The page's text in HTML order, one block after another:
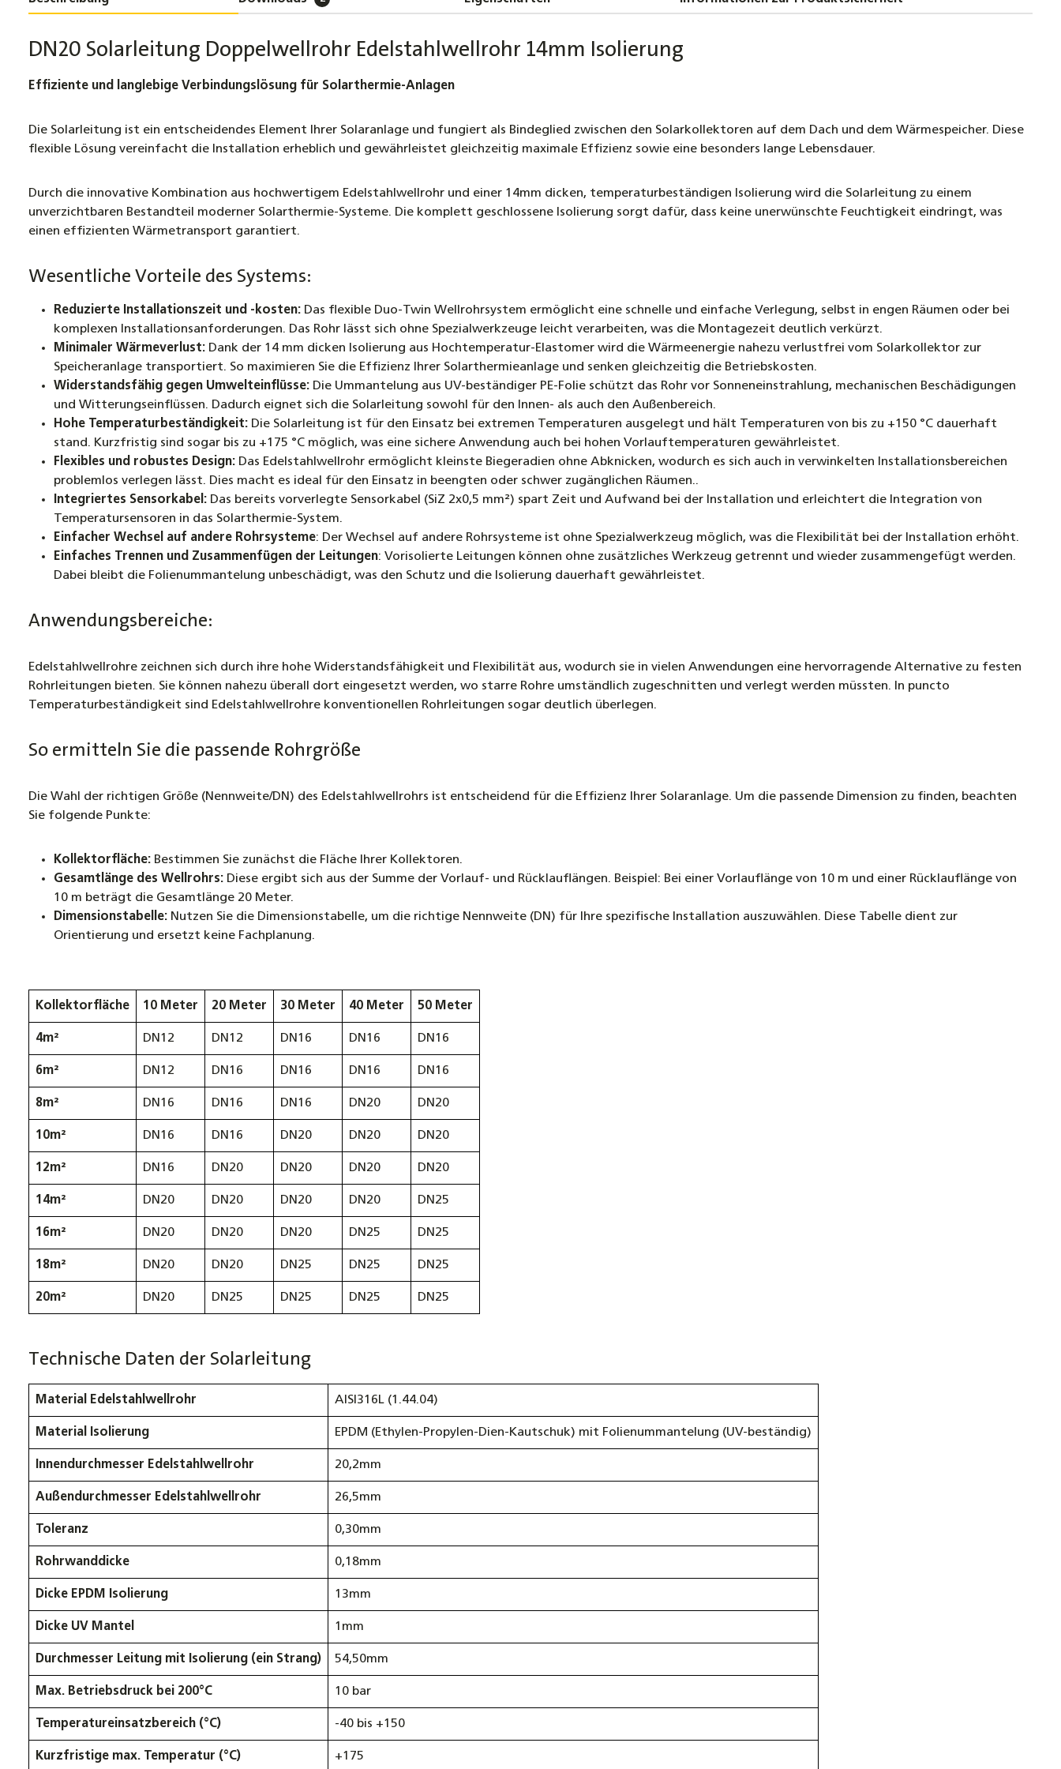
10,90 €
20,90 €
12,90 €
DN20 Solarleitung Doppelwellrohr Edelstahlwellrohr 14mm Isolierung
Effiziente und langlebige Verbindungslösung für Solarthermie-Anlagen
Die Solarleitung ist ein entscheidendes Element Ihrer Solaranlage und fungiert als Bindeglied zwischen den Solarkollektoren auf dem Dach und dem Wärmespeicher. Diese
flexible Lösung vereinfacht die Installation erheblich und gewährleistet gleichzeitig maximale Effizienz sowie eine besonders lange Lebensdauer.
Durch die innovative Kombination aus hochwertigem Edelstahlwellrohr und einer 14mm dicken, temperaturbeständigen Isolierung wird die Solarleitung zu einem
unverzichtbaren Bestandteil moderner Solarthermie-Systeme. Die komplett geschlossene Isolierung sorgt dafür, dass keine unerwünschte Feuchtigkeit eindringt, was
einen effizienten Wärmetransport garantiert.
Wesentliche Vorteile des Systems:
Reduzierte Installationszeit und -kosten: Das flexible Duo-Twin Wellrohrsystem ermöglicht eine schnelle und einfache Verlegung, selbst in engen Räumen oder bei
komplexen Installationsanforderungen. Das Rohr lässt sich ohne Spezialwerkzeuge leicht verarbeiten, was die Montagezeit deutlich verkürzt.
Minimaler Wärmeverlust: Dank der 14 mm dicken Isolierung aus Hochtemperatur-Elastomer wird die Wärmeenergie nahezu verlustfrei vom Solarkollektor zur
Speicheranlage transportiert. So maximieren Sie die Effizienz Ihrer Solarthermieanlage und senken gleichzeitig die Betriebskosten.
Widerstandsfähig gegen Umwelteinflüsse: Die Ummantelung aus UV-beständiger PE-Folie schützt das Rohr vor Sonneneinstrahlung, mechanischen Beschädigungen
und Witterungseinflüssen. Dadurch eignet sich die Solarleitung sowohl für den Innen- als auch den Außenbereich.
Hohe Temperaturbeständigkeit: Die Solarleitung ist für den Einsatz bei extremen Temperaturen ausgelegt und hält Temperaturen von bis zu +150 °C dauerhaft
stand. Kurzfristig sind sogar bis zu +175 °C möglich, was eine sichere Anwendung auch bei hohen Vorlauftemperaturen gewährleistet.
Flexibles und robustes Design: Das Edelstahlwellrohr ermöglicht kleinste Biegeradien ohne Abknicken, wodurch es sich auch in verwinkelten Installationsbereichen
problemlos verlegen lässt. Dies macht es ideal für den Einsatz in beengten oder schwer zugänglichen Räumen..
Integriertes Sensorkabel: Das bereits vorverlegte Sensorkabel (SiZ 2x0,5 mm²) spart Zeit und Aufwand bei der Installation und erleichtert die Integration von
Temperatursensoren in das Solarthermie-System.
Einfacher Wechsel auf andere Rohrsysteme: Der Wechsel auf andere Rohrsysteme ist ohne Spezialwerkzeug möglich, was die Flexibilität bei der Installation erhöht.
Einfaches Trennen und Zusammenfügen der Leitungen: Vorisolierte Leitungen können ohne zusätzliches Werkzeug getrennt und wieder zusammengefügt werden.
Dabei bleibt die Folienummantelung unbeschädigt, was den Schutz und die Isolierung dauerhaft gewährleistet.
Anwendungsbereiche:
Edelstahlwellrohre zeichnen sich durch ihre hohe Widerstandsfähigkeit und Flexibilität aus, wodurch sie in vielen Anwendungen eine hervorragende Alternative zu festen
Rohrleitungen bieten. Sie können nahezu überall dort eingesetzt werden, wo starre Rohre umständlich zugeschnitten und verlegt werden müssten. In puncto
Temperaturbeständigkeit sind Edelstahlwellrohre konventionellen Rohrleitungen sogar deutlich überlegen.
So ermitteln Sie die passende Rohrgröße
Die Wahl der richtigen Größe (Nennweite/DN) des Edelstahlwellrohrs ist entscheidend für die Effizienz Ihrer Solaranlage. Um die passende Dimension zu finden, beachten
Sie folgende Punkte:
Kollektorfläche: Bestimmen Sie zunächst die Fläche Ihrer Kollektoren.
Gesamtlänge des Wellrohrs: Diese ergibt sich aus der Summe der Vorlauf- und Rücklauflängen. Beispiel: Bei einer Vorlauflänge von 10 m und einer Rücklauflänge von
10 m beträgt die Gesamtlänge 20 Meter.
Dimensionstabelle: Nutzen Sie die Dimensionstabelle, um die richtige Nennweite (DN) für Ihre spezifische Installation auszuwählen. Diese Tabelle dient zur
Orientierung und ersetzt keine Fachplanung.
Kollektorfläche 10 Meter 20 Meter 30 Meter 40 Meter 50 Meter
4m² DN12 DN12 DN16 DN16 DN16
6m² DN12 DN16 DN16 DN16 DN16
8m² DN16 DN16 DN16 DN20 DN20
10m² DN16 DN16 DN20 DN20 DN20
12m² DN16 DN20 DN20 DN20 DN20
14m² DN20 DN20 DN20 DN20 DN25
16m² DN20 DN20 DN20 DN25 DN25
18m² DN20 DN20 DN25 DN25 DN25
20m² DN20 DN25 DN25 DN25 DN25
Technische Daten der Solarleitung
Material Edelstahlwellrohr AISI316L (1.44.04)
Material Isolierung EPDM (Ethylen-Propylen-Dien-Kautschuk) mit Folienummantelung (UV-beständig)
Innendurchmesser Edelstahlwellrohr 20,2mm
Außendurchmesser Edelstahlwellrohr 26,5mm
Toleranz 0,30mm
Rohrwanddicke 0,18mm
Dicke EPDM Isolierung 13mm
Dicke UV Mantel 1mm
Durchmesser Leitung mit Isolierung (ein Strang) 54,50mm
Max. Betriebsdruck bei 200°C 10 bar
Temperatureinsatzbereich (°C) -40 bis +150
Kurzfristige max. Temperatur (°C) +175